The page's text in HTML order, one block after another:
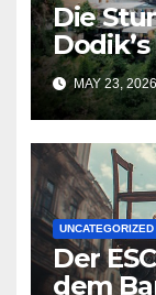
Die
MAY 23,
Der
dem